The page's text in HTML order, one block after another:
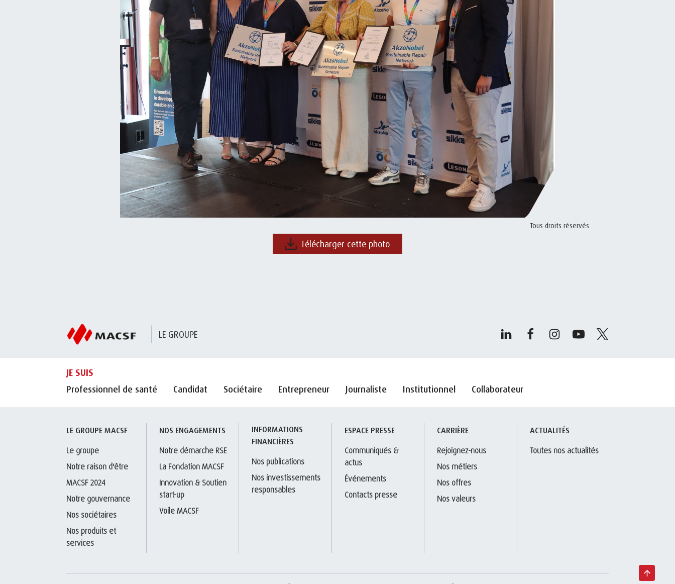
Tous droits réservés
Télécharger cette photo
LE GROUPE
JE SUIS
Professionnel de santé
Candidat Sociétaire Entrepreneur Journaliste Institutionnel Collaborateur
LE GROUPE MACSF
Le groupe
Notre raison d'être
MACSF 2024
Notre gouvernance
Nos sociétaires
Nos produits et
services
NOS ENGAGEMENTS
Notre démarche RSE
La Fondation MACSF
Innovation & Soutien
start-up
Voile MACSF
INFORMATIONS
FINANCIÈRES
Nos publications
Nos investissements
responsables
ESPACE PRESSE
Communiqués &
actus
Événements
Contacts presse
CARRIÈRE
Rejoignez-nous
Nos métiers
Nos offres
Nos valeurs
ACTUALITÉS
Toutes nos actualités